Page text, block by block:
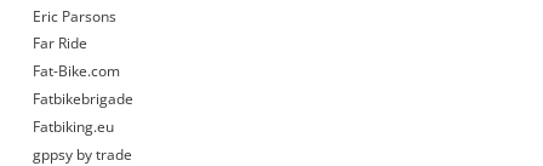
Eric Parsons
Far Ride
Fat-Bike.com
Fatbikebrigade
Fatbiking.eu
gppsy by trade